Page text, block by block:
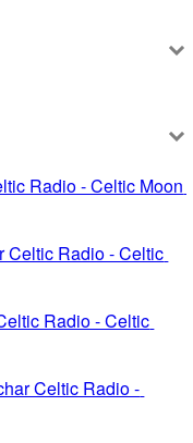
Radio - Celtic Moon
Celtic Radio - Celtic
Radio - Celtic
Celtic Radio -